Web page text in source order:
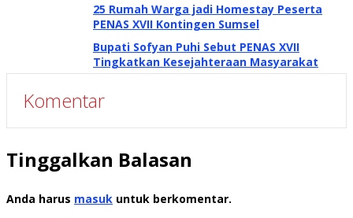
25 Rumah Warga jadi Homestay Peserta
PENAS XVII Kontingen Sumsel
Bupati Sofyan Puhi Sebut PENAS XVII
Tingkatkan Kesejahteraan Masyarakat
Komentar
Tinggalkan Balasan
Anda harus masuk untuk berkomentar.